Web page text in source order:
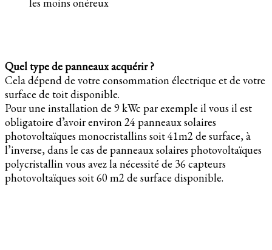
Quel type de panneaux acquérir ?
Cela dépend de votre consommation électrique et de votre
surface de toit disponible.
Pour une installation de 9 kWc par exemple il vous il est
obligatoire d’avoir environ 24 panneaux solaires
photovoltaïques monocristallins soit 41m2 de surface, à
l’inverse, dans le cas de panneaux solaires photovoltaïques
polycristallin vous avez la nécessité de 36 capteurs
photovoltaïques soit 60 m2 de surface disponible.